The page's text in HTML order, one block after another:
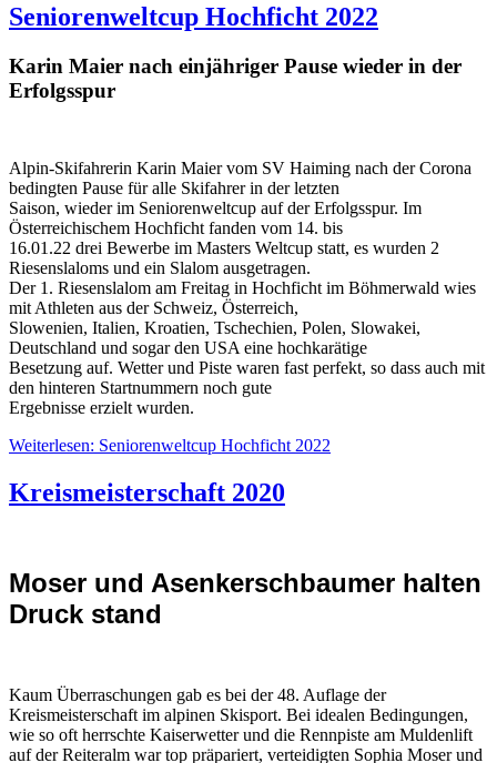
Seniorenweltcup Hochficht 2022
Karin Maier nach einjähriger Pause wieder in der
Erfolgsspur
Alpin-Skifahrerin Karin Maier vom SV Haiming nach der Corona
bedingten Pause für alle Skifahrer in der letzten
Saison, wieder im Seniorenweltcup auf der Erfolgsspur. Im
Österreichischem Hochficht fanden vom 14. bis
16.01.22 drei Bewerbe im Masters Weltcup statt, es wurden 2
Riesenslaloms und ein Slalom ausgetragen.
Der 1. Riesenslalom am Freitag in Hochficht im Böhmerwald wies
mit Athleten aus der Schweiz, Österreich,
Slowenien, Italien, Kroatien, Tschechien, Polen, Slowakei,
Deutschland und sogar den USA eine hochkarätige
Besetzung auf. Wetter und Piste waren fast perfekt, so dass auch mit
den hinteren Startnummern noch gute
Ergebnisse erzielt wurden.
Weiterlesen: Seniorenweltcup Hochficht 2022
Kreismeisterschaft 2020
Moser und Asenkerschbaumer halten
Druck stand
Kaum Überraschungen gab es bei der 48. Auflage der
Kreismeisterschaft im alpinen Skisport. Bei idealen Bedingungen,
wie so oft herrschte Kaiserwetter und die Rennpiste am Muldenlift
auf der Reiteralm war top präpariert, verteidigten Sophia Moser und